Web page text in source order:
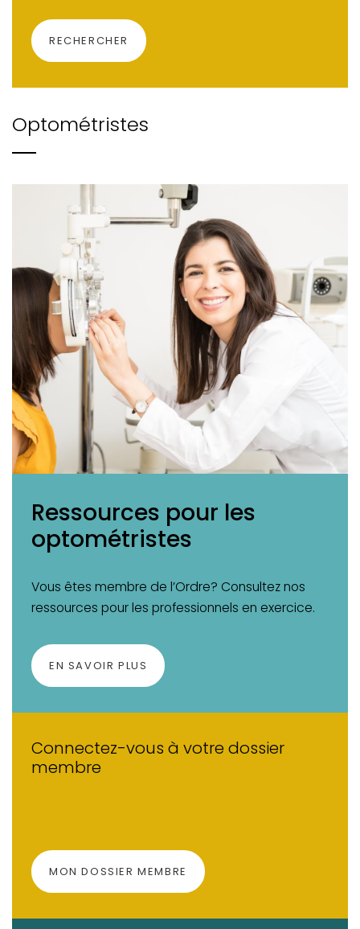
RECHERCHER
Optométristes
Ressources pour les
optométristes
Vous êtes membre de l’Ordre? Consultez nos
ressources pour les professionnels en exercice.
EN SAVOIR PLUS
Connectez-vous à votre dossier
membre
(OPENS IN A NEW TAB)
MON DOSSIER MEMBRE